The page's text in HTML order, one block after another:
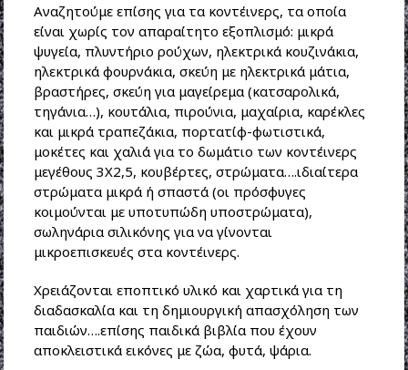
Αναζητούμε επίσης για τα κοντέινερς, τα οποία
είναι χωρίς τον απαραίτητο εξοπλισμό: μικρά
ψυγεία, πλυντήριο ρούχων, ηλεκτρικά κουζινάκια,
ηλεκτρικά φουρνάκια, σκεύη με ηλεκτρικά μάτια,
βραστήρες, σκεύη για μαγείρεμα (κατσαρολικά,
τηγάνια…), κουτάλια, πιρούνια, μαχαίρια, καρέκλες
και μικρά τραπεζάκια, πορτατίφ-φωτιστικά,
μοκέτες και χαλιά για το δωμάτιο των κοντέινερς
μεγέθους 3Χ2,5, κουβέρτες, στρώματα….ιδιαίτερα
στρώματα μικρά ή σπαστά (οι πρόσφυγες
κοιμούνται με υποτυπώδη υποστρώματα),
σωληνάρια σιλικόνης για να γίνονται
μικροεπισκευές στα κοντέινερς.
Χρειάζονται εποπτικό υλικό και χαρτικά για τη
διαδασκαλία και τη δημιουργική απασχόληση των
παιδιών….επίσης παιδικά βιβλία που έχουν
αποκλειστικά εικόνες με ζώα, φυτά, ψάρια.